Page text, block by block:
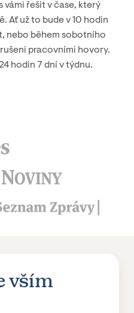
vámi řešit v čase, který
Ať už to bude v 10 hodin
nebo během sobotního
pracovními hovory.
hodin 7 dní v týdnu.
vším